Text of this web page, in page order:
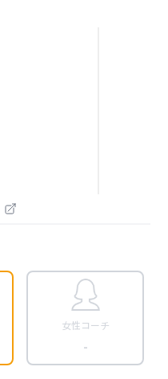
女性コーチ
-